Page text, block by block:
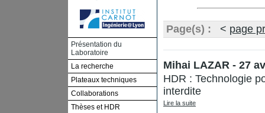
Présentation du
Laboratoire
La recherche
Plateaux techniques
Collaborations
Thèses et HDR
Page(s) : < page
Mihai LAZAR - 27
HDR : Technologie
interdite
Lire la suite